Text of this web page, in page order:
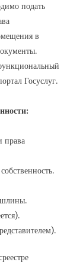
подать
в
Госуслуг.
права